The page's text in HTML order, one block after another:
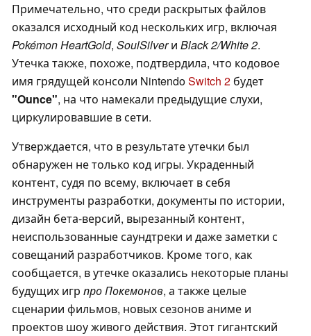
Примечательно, что среди раскрытых файлов
оказался исходный код нескольких игр, включая
Pokémon HeartGold, SoulSilverи Black 2/White 2.
Утечка также, похоже, подтвердила, что кодовое
имя грядущей консоли NintendoSwitch 2 будет
"Ounce", на что намекали предыдущие слухи,
циркулировавшие в сети.
Утверждается, что в результате утечки был
обнаружен не только код игры. Украденный
контент, судя по всему, включает в себя
инструменты разработки, документы по истории,
дизайн бета-версий, вырезанный контент,
неиспользованные саундтреки и даже заметки с
совещаний разработчиков. Кроме того, как
сообщается, в утечке оказались некоторые планы
будущих игр про Покемонов, а также целые
сценарии фильмов, новых сезонов аниме и
проектов шоу живого действия. Этот гигантский